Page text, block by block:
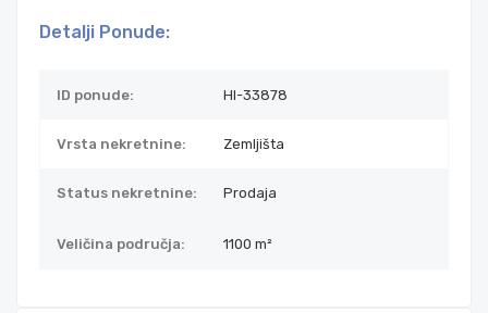
Detalji Ponude:
ID ponude: HI-33878
Vrsta nekretnine: Zemljišta
Status nekretnine: Prodaja
Veličina područja: 1100 m²